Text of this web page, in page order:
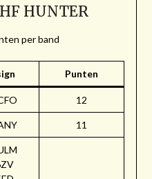
HUNTER
per band
Punten
12
11